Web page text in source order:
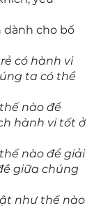
dành cho bố
có hành vi
ta có thể
nào để
hành vi tốt ở
nào để giải
giữa chúng
như thế nào